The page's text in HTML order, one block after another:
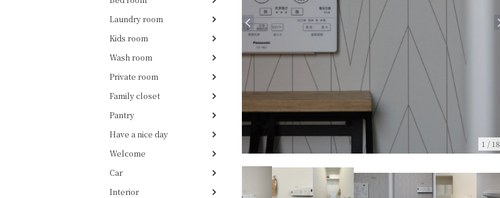
Laundry room
Kids room
Wash room
Private room
Family closet
Pantry
Have a nice day
Welcome
Car
Interior
1 / 18